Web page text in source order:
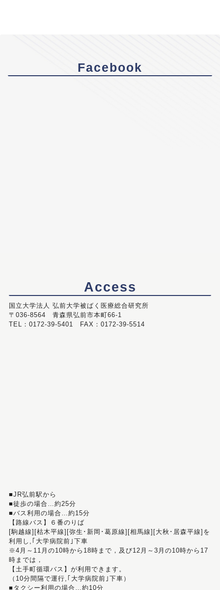
Facebook
Access
国立大学法人 弘前大学被ばく医療総合研究所
〒036-8564 青森県弘前市本町66-1
TEL：0172-39-5401 FAX：0172-39-5514
■JR弘前駅から
■徒歩の場合…約25分
■バス利用の場合…約15分
【路線バス】６番のりば
[駒越線][枯木平線][弥生･新岡･葛原線][相馬線][大秋･居森平線]を
利用し,｢大学病院前｣下車
※4月～11月の10時から18時まで，及び12月～3月の10時から17
時までは，
【土手町循環バス】が利用できます。
（10分間隔で運行,｢大学病院前｣下車）
■タクシー利用の場合…約10分